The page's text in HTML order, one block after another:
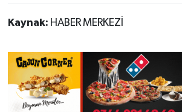
Kaynak: HABER MERKEZİ